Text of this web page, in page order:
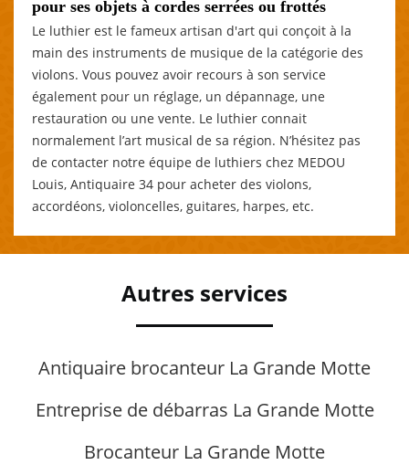
pour ses objets à cordes serrées ou frottés
Le luthier est le fameux artisan d'art qui conçoit à la
main des instruments de musique de la catégorie des
violons. Vous pouvez avoir recours à son service
également pour un réglage, un dépannage, une
restauration ou une vente. Le luthier connait
normalement l’art musical de sa région. N’hésitez pas
de contacter notre équipe de luthiers chez MEDOU
Louis, Antiquaire 34 pour acheter des violons,
accordéons, violoncelles, guitares, harpes, etc.
Autres services
Antiquaire brocanteur La Grande Motte
Entreprise de débarras La Grande Motte
Brocanteur La Grande Motte